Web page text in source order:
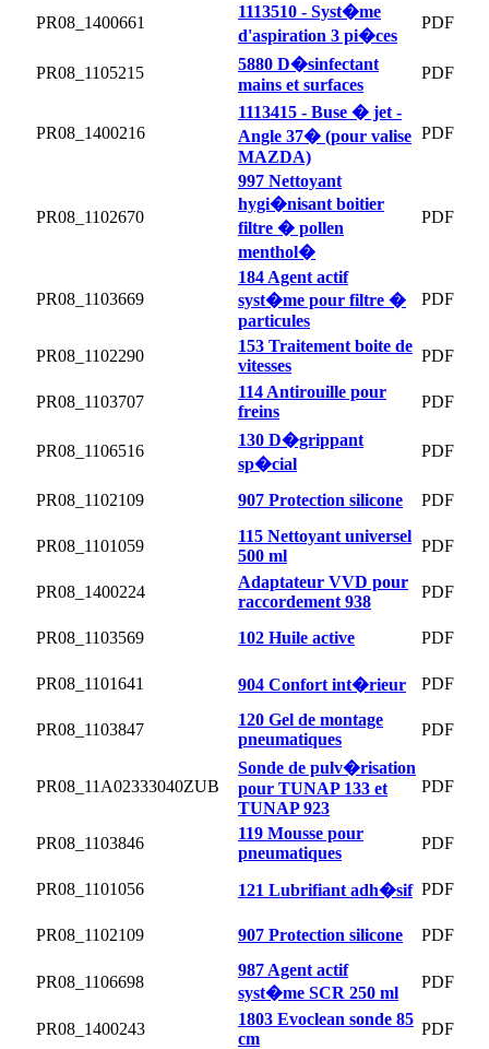
PR08_1400661
1113510 - Syst�me
d'aspiration 3 pi�ces
PDF
PR08_1105215
5880 D�sinfectant
mains et surfaces
PDF
PR08_1400216
1113415 - Buse � jet -
Angle 37� (pour valise
MAZDA)
PDF
PR08_1102670
997 Nettoyant
hygi�nisant boitier
filtre � pollen
menthol�
PDF
PR08_1103669
184 Agent actif
syst�me pour filtre �
particules
PDF
PR08_1102290
153 Traitement boite de
vitesses
PDF
PR08_1103707
114 Antirouille pour
freins
PDF
PR08_1106516
130 D�grippant
sp�cial
PDF
PR08_1102109 907 Protection silicone PDF
PR08_1101059
115 Nettoyant universel
500 ml
PDF
PR08_1400224
Adaptateur VVD pour
raccordement 938
PDF
PR08_1103569 102 Huile active PDF
PR08_1101641 904 Confort int�rieur PDF
PR08_1103847
120 Gel de montage
pneumatiques
PDF
PR08_11A02333040ZUB
Sonde de pulv�risation
pour TUNAP 133 et
TUNAP 923
PDF
PR08_1103846
119 Mousse pour
pneumatiques
PDF
PR08_1101056 121 Lubrifiant adh�sif PDF
PR08_1102109 907 Protection silicone PDF
PR08_1106698
987 Agent actif
syst�me SCR 250 ml
PDF
PR08_1400243
1803 Evoclean sonde 85
cm
PDF